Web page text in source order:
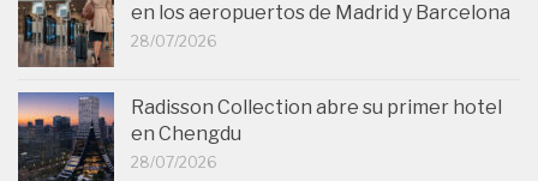
en los aeropuertos de Madrid y Barcelona
28/07/2026
Radisson Collection abre su primer hotel
en Chengdu
28/07/2026